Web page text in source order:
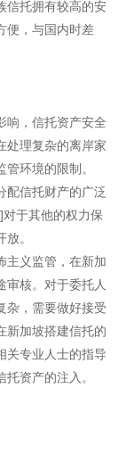
信托拥有较高的安
便，与国内时差
响，信托资产安全
处理复杂的离岸家
环境的限制。
配信托财产的广泛
于其他的权力保
。
主义监管，在新加
审核。对于委托人
杂，需要做好接受
新加坡搭建信托的
关专业人士的指导
资产的注入。